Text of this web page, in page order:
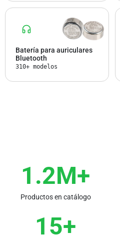
Batería para auriculares
Bluetooth
310+ modelos
1.2M+
Productos en catálogo
15+